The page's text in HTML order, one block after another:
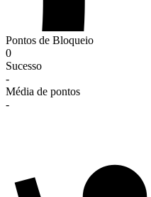
Pontos de Bloqueio
0
Sucesso
-
Média de pontos
-